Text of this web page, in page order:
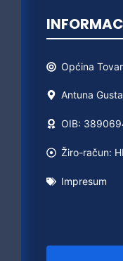
Općina
Antuna
OIB:
Žiro-račun:
Impresum